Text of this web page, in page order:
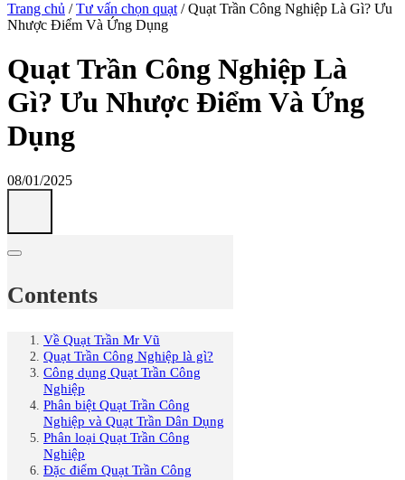
Trang chủ /Tư vấn chọn quạt /Quạt Trần Công Nghiệp Là Gì? Ưu
Nhược Điểm Và Ứng Dụng
Quạt Trần Công Nghiệp Là
Gì? Ưu Nhược Điểm Và Ứng
Dụng
08/01/2025
Contents
Về Quạt Trần Mr Vũ
Quạt Trần Công Nghiệp là gì?
Công dụng Quạt Trần Công
Nghiệp
Phân biệt Quạt Trần Công
Nghiệp và Quạt Trần Dân Dụng
Phân loại Quạt Trần Công
Nghiệp
Đặc điểm Quạt Trần Công